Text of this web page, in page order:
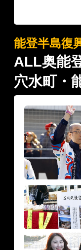
能登半島復
ALL奥能
穴水町・